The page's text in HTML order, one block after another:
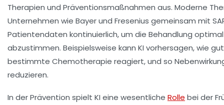
Therapien und Präventionsmaßnahmen aus. Moderne
Unternehmen wie Bayer und Fresenius gemeinsam mit
Patientendaten kontinuierlich, um die Behandlung
abzustimmen. Beispielsweise kann KI vorhersagen, wie
bestimmte Chemotherapie reagiert, und so
reduzieren.
In der Prävention spielt KI eine wesentliche Rolle bei der